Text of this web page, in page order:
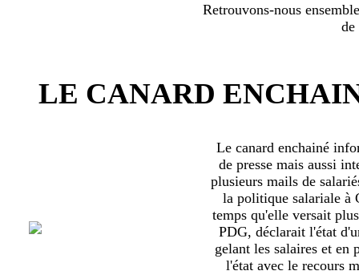
Retrouvons-nous
de
LE CANARD
Le canard enchainé
de presse mais aussi
plusieurs mails de
la politique salariale à
temps qu'elle versait
PDG, déclarait l'état
gelant les salaires et en
l'état avec le recours